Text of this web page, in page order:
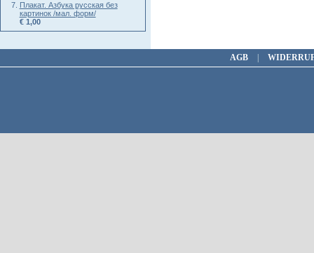
Плакат. Азбука русская без
картинок /мал. форм/
€ 1,00
AGB